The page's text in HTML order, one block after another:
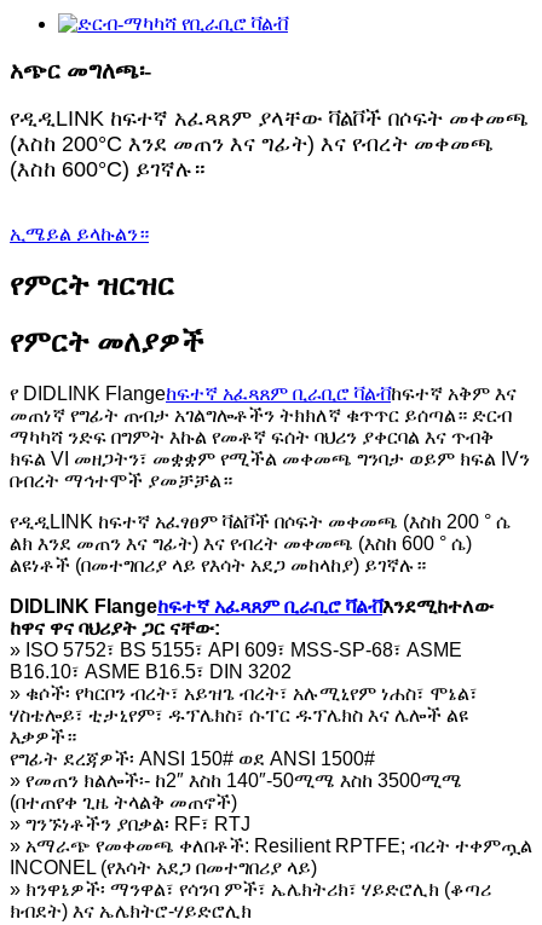
አጭር መግለጫ፡-
የዲዲLINK ከፍተኛ አፈጻጸም ያላቸው ቫልቮች በሶፍት መቀመጫ
(እስከ 200°C እንደ መጠን እና ግፊት) እና የብረት መቀመጫ
(እስከ 600°C) ይገኛሉ።
ኢሜይል ይላኩልን።
የምርት ዝርዝር
የምርት መለያዎች
የ DIDLINK Flangeከፍተኛ አፈጻጸም ቢራቢሮ ቫልቭከፍተኛ አቅም እና
መጠነኛ የግፊት ጠብታ አገልግሎቶችን ትክክለኛ ቁጥጥር ይሰጣል። ድርብ
ማካካሻ ንድፍ በግምት እኩል የመቶኛ ፍሰት ባህሪን ያቀርባል እና ጥብቅ
ክፍል VI መዘጋትን፣ መቋቋም የሚችል መቀመጫ ግንባታ ወይም ክፍል IVን
በብረት ማኅተሞች ያመቻቻል።
የዲዲLINK ከፍተኛ አፈፃፀም ቫልቮች በሶፍት መቀመጫ (እስከ 200 ° ሴ
ልክ እንደ መጠን እና ግፊት) እና የብረት መቀመጫ (እስከ 600 ° ሴ)
ልዩነቶች (በመተግበሪያ ላይ የእሳት አደጋ መከላከያ) ይገኛሉ።
DIDLINK Flangeከፍተኛ አፈጻጸም ቢራቢሮ ቫልቭእንደሚከተለው
ከዋና ዋና ባህሪያት ጋር ናቸው:
» ISO 5752፣ BS 5155፣ API 609፣ MSS-SP-68፣ ASME
B16.10፣ ASME B16.5፣ DIN 3202
» ቁሶች፡ የካርቦን ብረት፣ አይዝጌ ብረት፣ አሉሚኒየም ነሐስ፣ ሞኔል፣
ሃስቴሎይ፣ ቲታኒየም፣ ዱፕሌክስ፣ ሱፐር ዱፕሌክስ እና ሌሎች ልዩ
እቃዎች።
የግፊት ደረጃዎች፡ ANSI 150# ወደ ANSI 1500#
» የመጠን ክልሎች፡- ከ2″ እስከ 140″-50ሚሜ እስከ 3500ሚሜ
(በተጠየቀ ጊዜ ትላልቅ መጠኖች)
» ግንኙነቶችን ያበቃል፡ RF፣ RTJ
» አማራጭ የመቀመጫ ቀለበቶች: Resilient RPTFE; ብረት ተቀምጧል
INCONEL (የእሳት አደጋ በመተግበሪያ ላይ)
» ክንዋኔዎች፡ ማንዋል፣ የሳንባ ምች፣ ኤሌክትሪክ፣ ሃይድሮሊክ (ቆጣሪ
ክብደት) እና ኤሌክትሮ-ሃይድሮሊክ